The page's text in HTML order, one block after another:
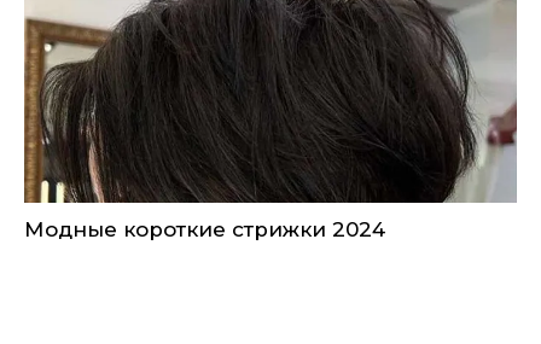
Модные короткие стрижки 2024